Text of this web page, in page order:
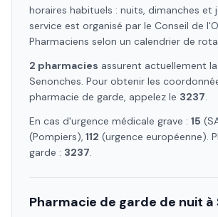
horaires habituels : nuits, dimanches et
service est organisé par le Conseil de
Pharmaciens selon un calendrier de
2 pharmacies assurent actuellement
Senonches. Pour obtenir les
pharmacie de garde, appelez le 3237.
En cas d'urgence médicale grave : 15
(Pompiers), 112 (urgence européenne).
garde : 3237.
Pharmacie de garde de nuit à